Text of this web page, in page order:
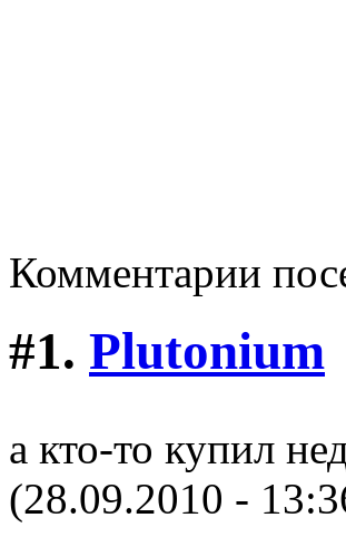
Комментарии
#1. Plutonium
а кто-то купил
(28.09.2010 -